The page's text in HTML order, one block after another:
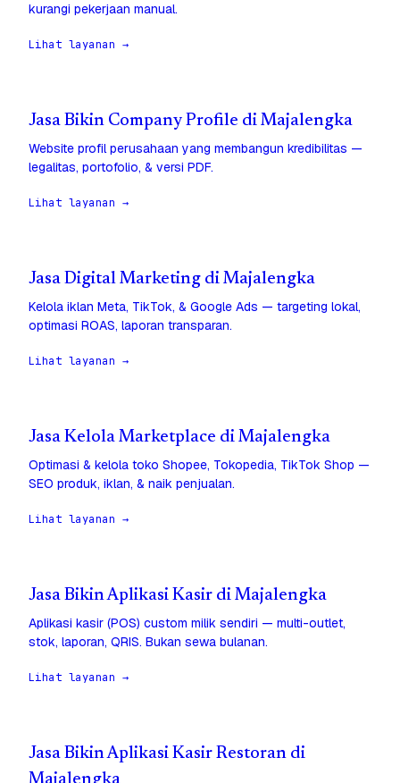
kurangi pekerjaan manual.
Lihat layanan →
Jasa Bikin Company Profile di Majalengka
Website profil perusahaan yang membangun kredibilitas —
legalitas, portofolio, & versi PDF.
Lihat layanan →
Jasa Digital Marketing di Majalengka
Kelola iklan Meta, TikTok, & Google Ads — targeting lokal,
optimasi ROAS, laporan transparan.
Lihat layanan →
Jasa Kelola Marketplace di Majalengka
Optimasi & kelola toko Shopee, Tokopedia, TikTok Shop —
SEO produk, iklan, & naik penjualan.
Lihat layanan →
Jasa Bikin Aplikasi Kasir di Majalengka
Aplikasi kasir (POS) custom milik sendiri — multi-outlet,
stok, laporan, QRIS. Bukan sewa bulanan.
Lihat layanan →
Jasa Bikin Aplikasi Kasir Restoran di